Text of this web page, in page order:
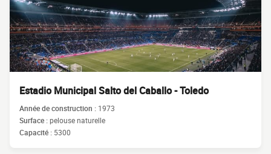
Estadio Municipal Salto del Caballo - Toledo
Année de construction : 1973
Surface :pelouse naturelle
Capacité : 5300